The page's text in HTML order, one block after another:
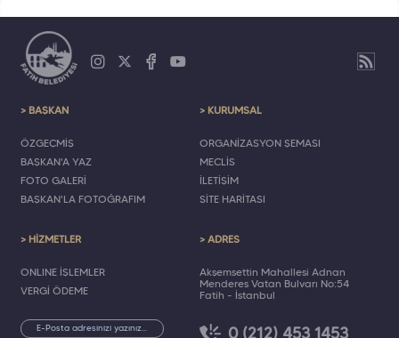
> BAŞKAN
ÖZGEÇMİŞ
BAŞKAN'A YAZ
FOTO GALERİ
BAŞKAN'LA FOTOĞRAFIM
> KURUMSAL
ORGANİZASYON ŞEMASI
MECLİS
İLETİŞİM
SİTE HARİTASI
> HİZMETLER
ONLINE İŞLEMLER
VERGİ ÖDEME
> ADRES
Akşemsettin Mahallesi Adnan
Menderes Vatan Bulvarı No:54
Fatih - İstanbul
0 (212) 453 1453